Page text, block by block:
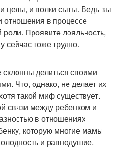
целы, и волки сыты. Ведь вы
отношения в процессе
Проявите лояльность,
сейчас тоже трудно.
делиться своими
Что, однако, не делает их
такой миф существует.
связи между ребенком и
в отношениях
которую многие мамы
и равнодушие.